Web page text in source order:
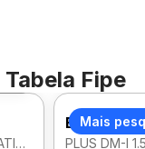
Tabela Fipe
PLUS DM-I 1.5 HIBRIDO PHEV AUTOMATICO
Mais
BYD SONG